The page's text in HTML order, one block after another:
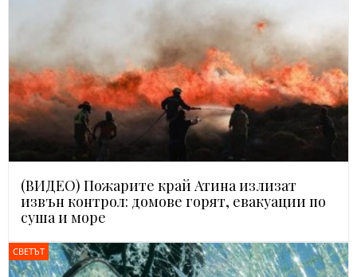
(ВИДЕО) Пожарите край Атина излизат
извън контрол: домове горят, евакуации по
суша и море
СВЕТЪТ